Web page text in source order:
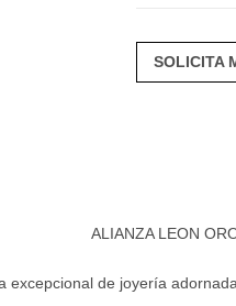
cts
cantidad
SOLICITA
ALIANZA LEON
excepcional de joyería